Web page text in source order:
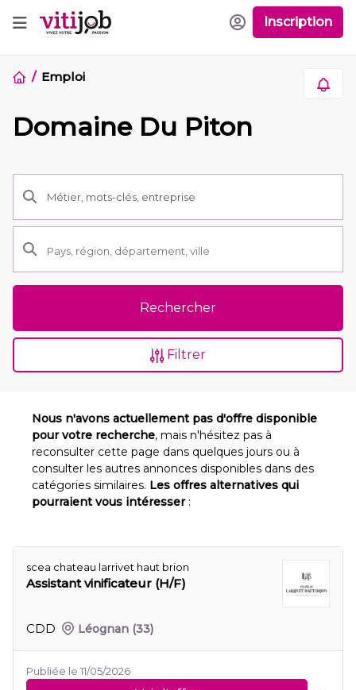
Inscription
Emploi
Domaine Du Piton
Rechercher
Filtrer
Nous n'avons actuellement pas d'offre disponible
pour votre recherche, mais n'hésitez pas à
reconsulter cette page dans quelques jours ou à
consulter les autres annonces disponibles dans des
catégories similaires. Les offres alternatives qui
pourraient vous intéresser:
scea chateau larrivet haut brion
Assistant vinificateur (H/F)
CDD Léognan (33)
Publiée le 11/05/2026